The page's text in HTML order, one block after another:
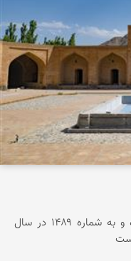
این کاروانسرا متعلق به دوره صفوی بوده و به شماره ۱۴۸۹ در سال